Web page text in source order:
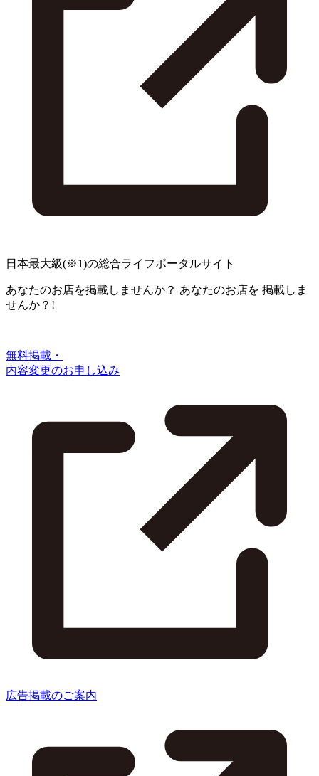
日本最大級(※1)の総合ライフポータルサイト
あなたのお店を掲載しませんか？ あなたのお店を 掲載しま
せんか？!
無料掲載・
内容変更のお申し込み
広告掲載のご案内